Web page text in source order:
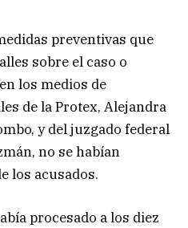
preventivas que
sobre el caso o
los medios de
de la Protex, Alejandra
y del juzgado federal
no se habían
los acusados.
procesado a los diez